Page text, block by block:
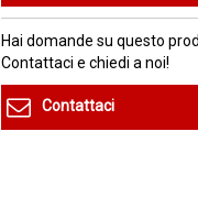
Hai domande su questo
Contattaci e chiedi a noi!
Contattaci